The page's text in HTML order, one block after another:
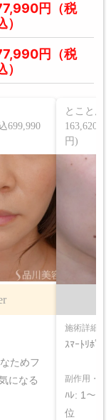
円（税
）
円（税
）
699,990
ためフ
になる
とことん
163,620
円)
施術詳細
ｽﾏｰﾄﾘﾎﾟﾚ
副作用・リ
ﾊﾚ: 1～2
位